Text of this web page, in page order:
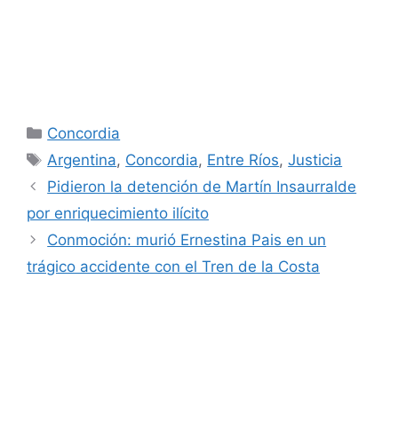
Categorías
Concordia
Etiquetas
Argentina, Concordia, Entre Ríos,Justicia
Pidieron la detención de Martín Insaurralde
por enriquecimiento ilícito
Conmoción: murió Ernestina Pais en un
trágico accidente con el Tren de la Costa